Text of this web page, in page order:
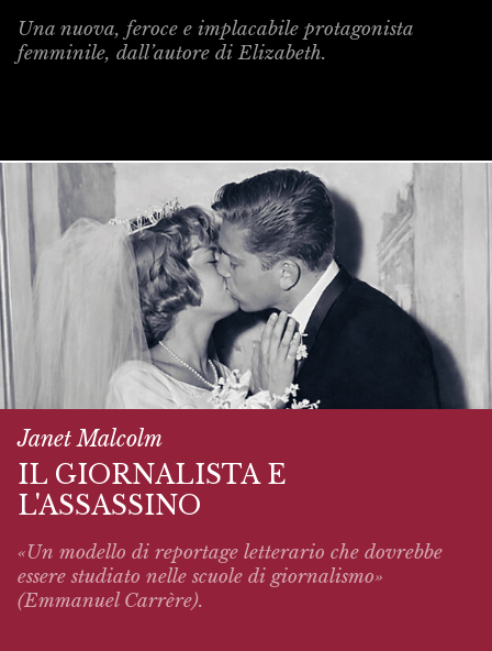
Una nuova, feroce e implacabile protagonista
femminile, dall’autore di Elizabeth.
Janet Malcolm
IL GIORNALISTA E
L'ASSASSINO
«Un modello di reportage letterario che dovrebbe
essere studiato nelle scuole di giornalismo»
(Emmanuel Carrère).